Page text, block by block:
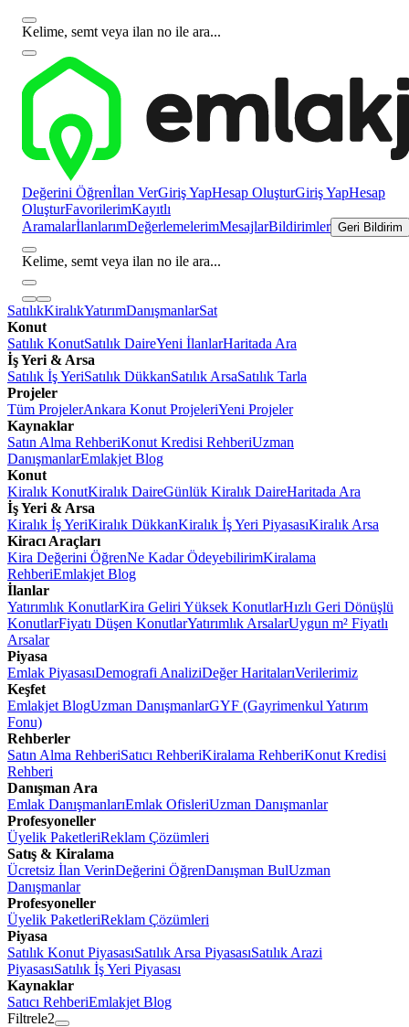
Kelime, semt veya ilan no ile ara...
Değerini Öğrenİlan VerGiriş YapHesap OluşturGiriş YapHesap
OluşturFavorilerimKayıtlı
AramalarİlanlarımDeğerlemelerimMesajlarBildirimler Geri Bildirim
Kelime, semt veya ilan no ile ara...
SatılıkKiralıkYatırımDanışmanlarSat
Konut
Satılık KonutSatılık DaireYeni İlanlarHaritada Ara
İş Yeri & Arsa
Satılık İş YeriSatılık DükkanSatılık ArsaSatılık Tarla
Projeler
Tüm ProjelerAnkara Konut ProjeleriYeni Projeler
Kaynaklar
Satın Alma RehberiKonut Kredisi RehberiUzman
DanışmanlarEmlakjet Blog
Konut
Kiralık KonutKiralık DaireGünlük Kiralık DaireHaritada Ara
İş Yeri & Arsa
Kiralık İş YeriKiralık DükkanKiralık İş Yeri PiyasasıKiralık Arsa
Kiracı Araçları
Kira Değerini ÖğrenNe Kadar ÖdeyebilirimKiralama
RehberiEmlakjet Blog
İlanlar
Yatırımlık KonutlarKira Geliri Yüksek KonutlarHızlı Geri Dönüşlü
KonutlarFiyatı Düşen KonutlarYatırımlık ArsalarUygun m² Fiyatlı
Arsalar
Piyasa
Emlak PiyasasıDemografi AnaliziDeğer HaritalarıVerilerimiz
Keşfet
Emlakjet BlogUzman DanışmanlarGYF (Gayrimenkul Yatırım
Fonu)
Rehberler
Satın Alma RehberiSatıcı RehberiKiralama RehberiKonut Kredisi
Rehberi
Danışman Ara
Emlak DanışmanlarıEmlak OfisleriUzman Danışmanlar
Profesyoneller
Üyelik PaketleriReklam Çözümleri
Satış & Kiralama
Ücretsiz İlan VerinDeğerini ÖğrenDanışman BulUzman
Danışmanlar
Profesyoneller
Üyelik PaketleriReklam Çözümleri
Piyasa
Satılık Konut PiyasasıSatılık Arsa PiyasasıSatılık Arazi
PiyasasıSatılık İş Yeri Piyasası
Kaynaklar
Satıcı RehberiEmlakjet Blog
Filtrele2